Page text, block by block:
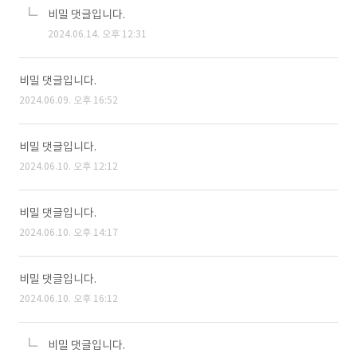
비밀 댓글입니다.
2024.06.14. 오후 12:31
비밀 댓글입니다.
2024.06.09. 오후 16:52
비밀 댓글입니다.
2024.06.10. 오후 12:12
비밀 댓글입니다.
2024.06.10. 오후 14:17
비밀 댓글입니다.
2024.06.10. 오후 16:12
비밀 댓글입니다.